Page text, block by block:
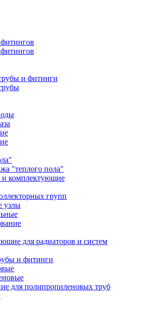
и фитинги
"теплого пола"
и комплектующие
групп
узлы
для радиаторов и систем
и фитинги
для полипропиленовых труб